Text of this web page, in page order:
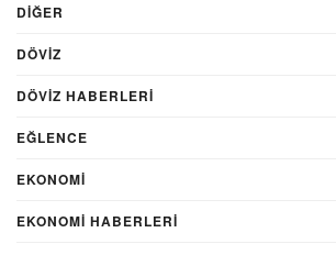
DIĞER
DÖVİZ
DÖVIZ HABERLERI
EĞLENCE
EKONOMİ
EKONOMI HABERLERI